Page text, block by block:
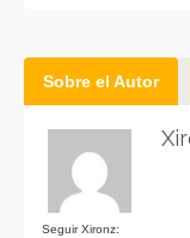
Sobre el Autor
Seguir Xironz: